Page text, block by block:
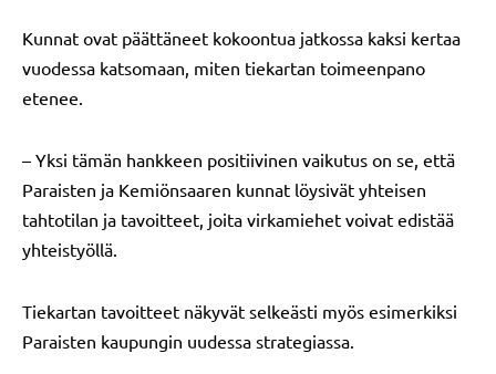
Kunnat ovat päättäneet kokoontua jatkossa kaksi kertaa
vuodessa katsomaan, miten tiekartan toimeenpano
etenee.
– Yksi tämän hankkeen positiivinen vaikutus on se, että
Paraisten ja Kemiönsaaren kunnat löysivät yhteisen
tahtotilan ja tavoitteet, joita virkamiehet voivat edistää
yhteistyöllä.
Tiekartan tavoitteet näkyvät selkeästi myös esimerkiksi
Paraisten kaupungin uudessa strategiassa.